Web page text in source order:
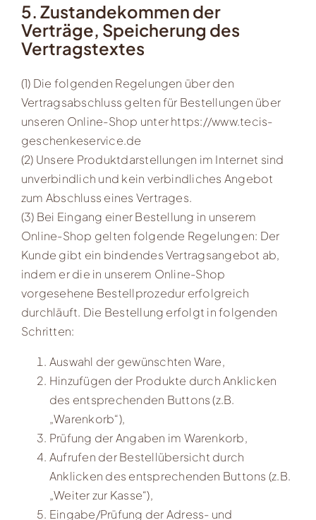
5. Zustandekommen der
Verträge, Speicherung des
Vertragstextes
(1) Die folgenden Regelungen über den
Vertragsabschluss gelten für Bestellungen über
unseren Online-Shop unter https://www.tecis-
geschenkeservice.de
(2) Unsere Produktdarstellungen im Internet sind
unverbindlich und kein verbindliches Angebot
zum Abschluss eines Vertrages.
(3) Bei Eingang einer Bestellung in unserem
Online-Shop gelten folgende Regelungen: Der
Kunde gibt ein bindendes Vertragsangebot ab,
indem er die in unserem Online-Shop
vorgesehene Bestellprozedur erfolgreich
durchläuft. Die Bestellung erfolgt in folgenden
Schritten:
Auswahl der gewünschten Ware,
Hinzufügen der Produkte durch Anklicken
des entsprechenden Buttons (z.B.
„Warenkorb“),
Prüfung der Angaben im Warenkorb,
Aufrufen der Bestellübersicht durch
Anklicken des entsprechenden Buttons (z.B.
„Weiter zur Kasse“),
Eingabe/Prüfung der Adress- und